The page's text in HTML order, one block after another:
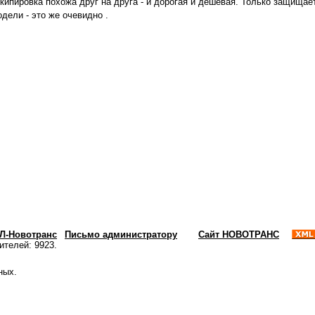
- это же очевидно .
Новотранс
Письмо администратору
9923.
Сайт НОВОТРАНС